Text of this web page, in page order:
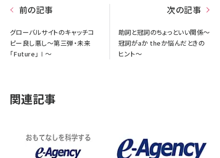
前の記事
グローバルサイトのキャッチコ
ピー良し悪し～第三弾・未来
「Future」Ⅰ～
次の記事
助詞と冠詞のちょっといい関係～
冠詞がaか theか悩んだときの
ヒント～
関連記事